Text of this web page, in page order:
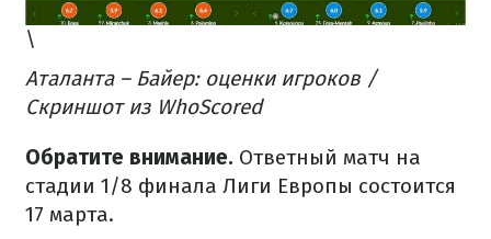
\
Аталанта – Байер: оценки игроков /
Скриншот из WhoScored
Обратите внимание. Ответный матч на
стадии 1/8 финала Лиги Европы состоится
17 марта.